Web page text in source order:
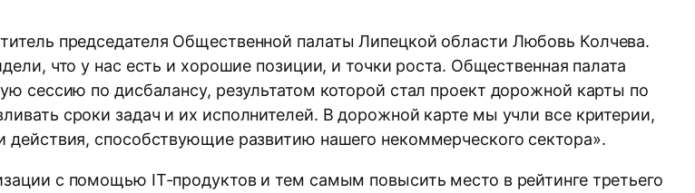
председателя Общественной палаты Липецкой области Любовь Колчева.
что у нас есть и хорошие позиции, и точки роста. Общественная палата
сессию по дисбалансу, результатом которой стал проект дорожной карты по
сроки задач и их исполнителей. В дорожной карте мы учли все критерии,
способствующие развитию нашего некоммерческого сектора».
с помощью IT-продуктов и тем самым повысить место в рейтинге третьего